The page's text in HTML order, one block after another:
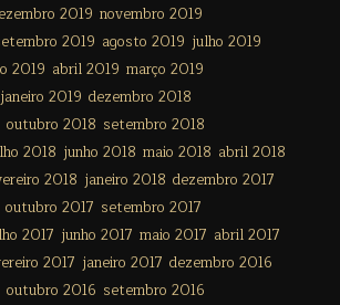
2019 novembro 2019
2019 agosto 2019 julho 2019
2019 abril 2019 março 2019
janeiro 2019 dezembro 2018
outubro 2018 setembro 2018
2018 junho 2018 maio 2018 abril 2018
2018 janeiro 2018 dezembro 2017
outubro 2017 setembro 2017
2017 junho 2017 maio 2017 abril 2017
2017 janeiro 2017 dezembro 2016
outubro 2016 setembro 2016